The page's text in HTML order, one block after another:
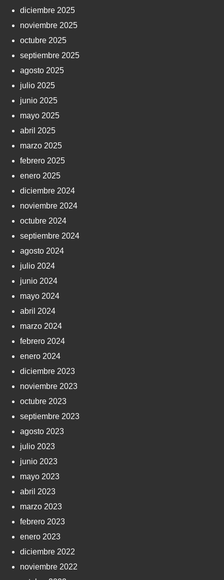
diciembre 2025
noviembre 2025
octubre 2025
septiembre 2025
agosto 2025
julio 2025
junio 2025
mayo 2025
abril 2025
marzo 2025
febrero 2025
enero 2025
diciembre 2024
noviembre 2024
octubre 2024
septiembre 2024
agosto 2024
julio 2024
junio 2024
mayo 2024
abril 2024
marzo 2024
febrero 2024
enero 2024
diciembre 2023
noviembre 2023
octubre 2023
septiembre 2023
agosto 2023
julio 2023
junio 2023
mayo 2023
abril 2023
marzo 2023
febrero 2023
enero 2023
diciembre 2022
noviembre 2022